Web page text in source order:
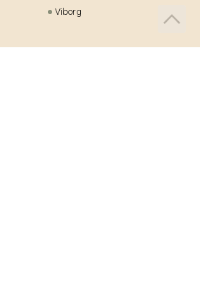
Viborg